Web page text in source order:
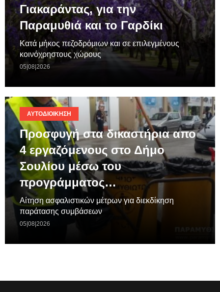
Γιακαράντας, για την
Παραμυθιά και το Γαρδίκι
Κατά μήκος πεζοδρόμιων και σε επιλεγμένους
κοινόχρηστους χώρους
05|08|2026
ΑΥΤΟΔΙΟΊΚΗΣΗ
Προσφυγή στα δικαστήρια απο
4 εργαζόμενους στο Δήμο
Σουλίου μέσω του
προγράμματος…
Aίτηση ασφαλιστικών μέτρων για διεκδίκηση
παράτασης συμβάσεων
05|08|2026